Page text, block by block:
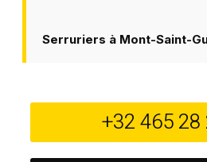
Serruriers à Mont-Saint-
+32 465 28